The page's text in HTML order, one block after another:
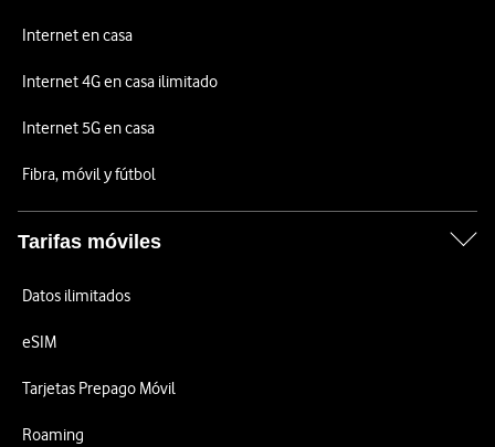
Internet en casa
Internet 4G en casa ilimitado
Internet 5G en casa
Fibra, móvil y fútbol
Tarifas móviles
Datos ilimitados
eSIM
Tarjetas Prepago Móvil
Roaming